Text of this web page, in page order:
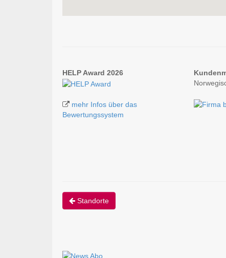
HELP Award 2026
mehr Infos über das
Bewertungssystem
Standorte